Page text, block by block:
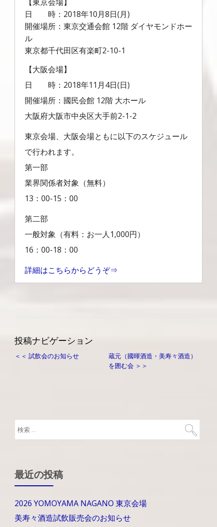
日 時：2018年10月8日(月)
開催場所：東京交通会館 12階 ダイヤモンドホー
ル
東京都千代田区有楽町2-10-1
【大阪会場】
日 時：2018年11月4日(日)
開催場所：國民会館 12階 大ホール
大阪府大阪市中央区大手前2-1-2
東京会場、大阪会場ともに以下のスケジュール
で行われます。
第一部
業界関係者対象（無料）
13：00-15：00
第二部
一般対象（有料：お一人1,000円）
16：00-18：00
詳細はこちらからどうぞ⇒
投稿ナビゲーション
＜＜ 試飲会のお知らせ
蔵元（國暉酒造・美寿々酒造）
を囲む会 ＞＞
最近の投稿
2026 YOMOYAMA NAGANO 東京会場
美寿々酒造試飲販売会のお知らせ